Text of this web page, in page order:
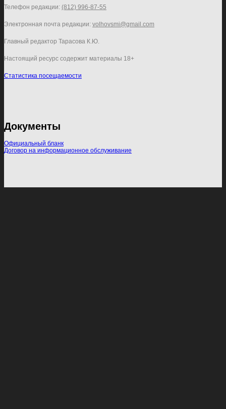
Телефон редакции: (812) 996-87-55
Электронная почта редакции: volhovsmi@gmail.com
Главный редактор Тарасова К.Ю.
Настоящий ресурс содержит материалы 18+
Статистика посещаемости
Документы
Официальный бланк
Договор на информационное обслуживание